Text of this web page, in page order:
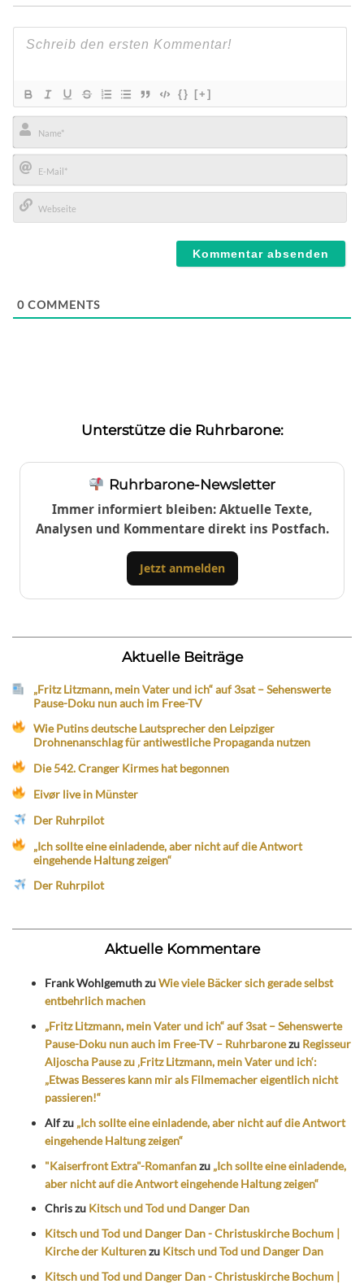
{} [+]
Name*
E-
Mail*
0 COMMENTS
Unterstütze die Ruhrbarone:
Ruhrbarone-Newsletter
Immer informiert bleiben: Aktuelle Texte,
Analysen und Kommentare direkt ins Postfach.
Jetzt anmelden
Aktuelle Beiträge
„Fritz Litzmann, mein Vater und ich“ auf 3sat – Sehenswerte
Pause-Doku nun auch im Free-TV
Wie Putins deutsche Lautsprecher den Leipziger
Drohnenanschlag für antiwestliche Propaganda nutzen
Die 542. Cranger Kirmes hat begonnen
Eivør live in Münster
Der Ruhrpilot
„Ich sollte eine einladende, aber nicht auf die Antwort
eingehende Haltung zeigen“
Der Ruhrpilot
Aktuelle Kommentare
Frank WohlgemuthzuWie viele Bäcker sich gerade selbst
entbehrlich machen
„Fritz Litzmann, mein Vater und ich“ auf 3sat – Sehenswerte
Pause-Doku nun auch im Free-TV – Ruhrbaronezu Regisseur
Aljoscha Pause zu ‚Fritz Litzmann, mein Vater und ich‘:
„Etwas Besseres kann mir als Filmemacher eigentlich nicht
passieren!“
Alfzu „Ich sollte eine einladende, aber nicht auf die Antwort
eingehende Haltung zeigen“
"Kaiserfront Extra"-Romanfanzu „Ich sollte eine einladende,
aber nicht auf die Antwort eingehende Haltung zeigen“
Chriszu Kitsch und Tod und Danger Dan
Kitsch und Tod und Danger Dan - Christuskirche Bochum |
Kirche der Kulturenzu Kitsch und Tod und Danger Dan
Kitsch und Tod und Danger Dan - Christuskirche Bochum |